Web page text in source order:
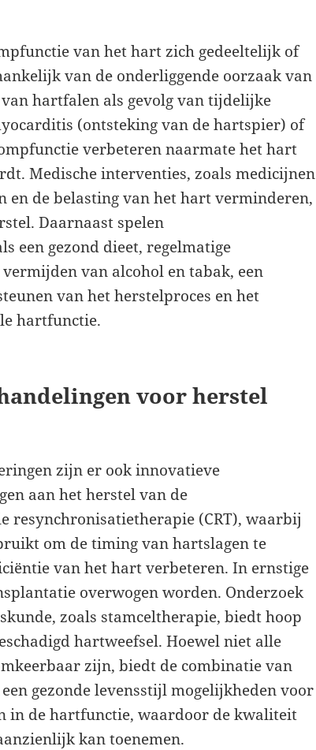
van het hart zich gedeeltelijk of
van de onderliggende oorzaak van
hartfalen als gevolg van tijdelijke
(ontsteking van de hartspier) of
verbeteren naarmate het hart
Medische interventies, zoals medicijnen
en de belasting van het hart verminderen,
Daarnaast spelen
een gezond dieet, regelmatige
van alcohol en tabak, een
van het herstelproces en het
hartfunctie.
voor herstel
zijn er ook innovatieve
aan het herstel van de
resynchronisatietherapie (CRT), waarbij
om de timing van hartslagen te
van het hart verbeteren. In ernstige
overwogen worden. Onderzoek
zoals stamceltherapie, biedt hoop
hartweefsel. Hoewel niet alle
zijn, biedt de combinatie van
gezonde levensstijl mogelijkheden voor
in de hartfunctie, waardoor de kwaliteit
kan toenemen.